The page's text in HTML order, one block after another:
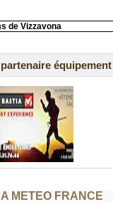
de Vizzavona
équipement
METEO FRANCE